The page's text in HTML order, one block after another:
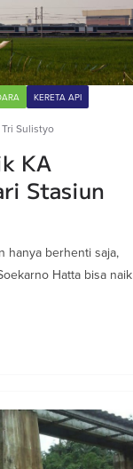
KERETA API
Sulistyo
KA
Stasiun
hanya berhenti saja,
Hatta bisa naik